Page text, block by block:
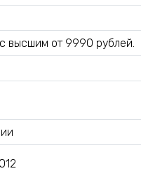
высшим от 9990 рублей.